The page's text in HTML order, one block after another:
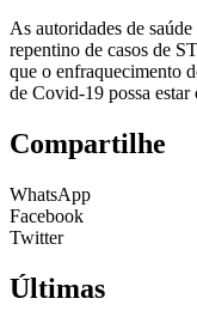
As autoridades de
repentino de casos de
que o enfraquecimento
de Covid-19 possa
Compartilhe
WhatsApp
Facebook
Twitter
Últimas